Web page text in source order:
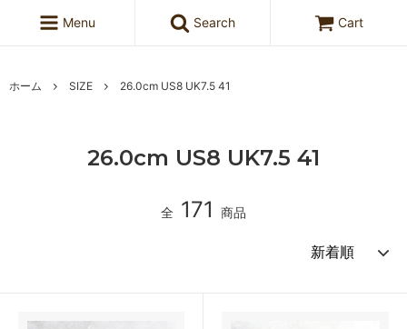
Menu Search Cart
ホーム SIZE 26.0cm US8 UK7.5 41
26.0cm US8 UK7.5 41
全 171 商品